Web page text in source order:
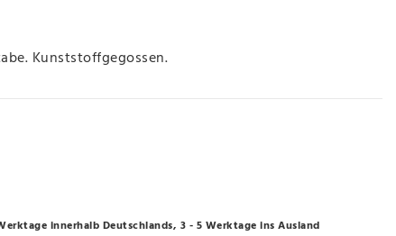
Kunststoffgegossen.
innerhalb Deutschlands, 3 - 5 Werktage ins Ausland